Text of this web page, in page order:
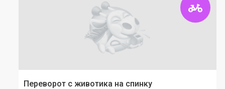
Переворот с животика на спинку